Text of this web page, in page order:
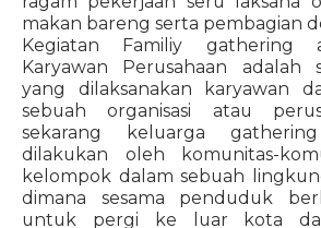
makan bareng serta pembagian
Kegiatan Familiy gathering
Karyawan Perusahaan adalah
yang dilaksanakan karyawan
sebuah organisasi atau
sekarang keluarga
dilakukan oleh komunitas-
kelompok dalam sebuah
dimana sesama penduduk
untuk pergi ke luar kota